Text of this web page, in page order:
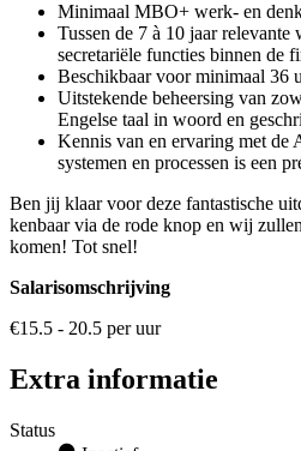
Minimaal MBO+ werk- en
Tussen de 7 à 10 jaar
secretariële functies binnen de
Beschikbaar voor minimaal 36
Uitstekende beheersing van
Engelse taal in woord en
Kennis van en ervaring met
systemen en processen is een
Ben jij klaar voor deze fantastische
kenbaar via de rode knop en wij
komen! Tot snel!
Salarisomschrijving
€15.5 - 20.5 per uur
Extra informatie
Status